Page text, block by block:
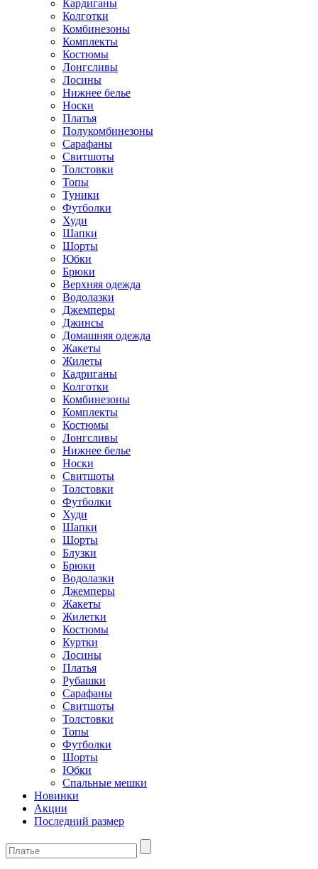
Кардиганы
Колготки
Комбинезоны
Комплекты
Костюмы
Лонгсливы
Лосины
Нижнее белье
Носки
Платья
Полукомбинезоны
Сарафаны
Свитшоты
Толстовки
Топы
Туники
Футболки
Худи
Шапки
Шорты
Юбки
Брюки
Верхняя одежда
Водолазки
Джемперы
Джинсы
Домашняя одежда
Жакеты
Жилеты
Кадриганы
Колготки
Комбинезоны
Комплекты
Костюмы
Лонгсливы
Нижнее белье
Носки
Свитшоты
Толстовки
Футболки
Худи
Шапки
Шорты
Блузки
Брюки
Водолазки
Джемперы
Жакеты
Жилетки
Костюмы
Куртки
Лосины
Платья
Рубашки
Сарафаны
Свитшоты
Толстовки
Топы
Футболки
Шорты
Юбки
Спальные мешки
Новинки
Акции
Последний размер